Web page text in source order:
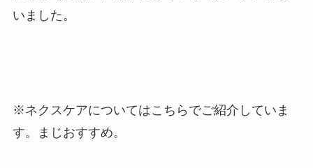
いました。
※ネクスケアについてはこちらでご紹介していま
す。まじおすすめ。